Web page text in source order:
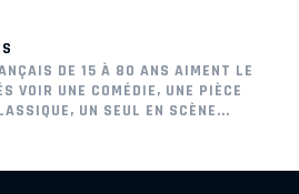
DE 15 À 80 ANS AIMENT LE
VOIR UNE COMÉDIE, UNE PIÈCE
UN SEUL EN SCÈNE...